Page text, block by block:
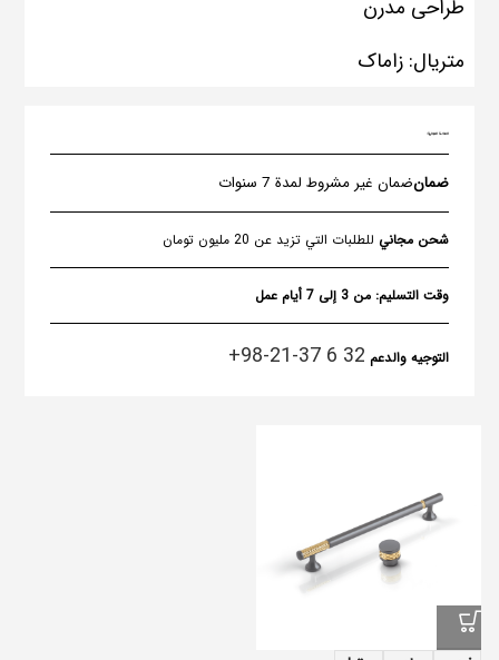
طراحی مدرن
متریال: زاماک
العلامة التجارية:
ضمانضمان غير مشروط لمدة 7 سنوات
شحن مجاني للطلبات التي تزيد عن 20 مليون تومان
وقت التسليم: من 3 إلى 7 أيام عمل
التوجيه والدعم 32 6 37-21-98+